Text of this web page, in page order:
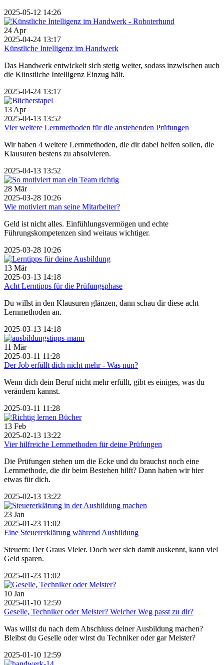
2025-05-12 14:26
24 Apr
2025-04-24 13:17
Künstliche Intelligenz im Handwerk
Das Handwerk entwickelt sich stetig weiter, sodass inzwischen auch
die Künstliche Intelligenz Einzug hält.
2025-04-24 13:17
13 Apr
2025-04-13 13:52
Vier weitere Lernmethoden für die anstehenden Prüfungen
Wir haben 4 weitere Lernmethoden, die dir dabei helfen sollen, die
Klausuren bestens zu absolvieren.
2025-04-13 13:52
28 Mär
2025-03-28 10:26
Wie motiviert man seine Mitarbeiter?
Geld ist nicht alles. Einfühlungsvermögen und echte
Führungskompetenzen sind weitaus wichtiger.
2025-03-28 10:26
13 Mär
2025-03-13 14:18
Acht Lerntipps für die Prüfungsphase
Du willst in den Klausuren glänzen, dann schau dir diese acht
Lernmethoden an.
2025-03-13 14:18
11 Mär
2025-03-11 11:28
Der Job erfüllt dich nicht mehr - Was nun?
Wenn dich dein Beruf nicht mehr erfüllt, gibt es einiges, was du
verändern kannst.
2025-03-11 11:28
13 Feb
2025-02-13 13:22
Vier hilfreiche Lernmethoden für deine Prüfungen
Die Prüfungen stehen um die Ecke und du brauchst noch eine
Lernmethode, die dir beim Bestehen hilft? Dann haben wir hier
etwas für dich.
2025-02-13 13:22
23 Jan
2025-01-23 11:02
Eine Steuererklärung während Ausbildung
Steuern: Der Graus Vieler. Doch wer sich damit auskennt, kann viel
Geld sparen.
2025-01-23 11:02
10 Jan
2025-01-10 12:59
Geselle, Techniker oder Meister? Welcher Weg passt zu dir?
Was willst du nach dem Abschluss deiner Ausbildung machen?
Bleibst du Geselle oder wirst du Techniker oder gar Meister?
2025-01-10 12:59